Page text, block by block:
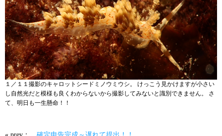
１／１１撮影のキャロットシードミノウミウシ。 けっこう見かけますが小さい
し自然光だと模様も良くわからないから撮影してみないと識別できません。 さ
て、明日も一生懸命！！